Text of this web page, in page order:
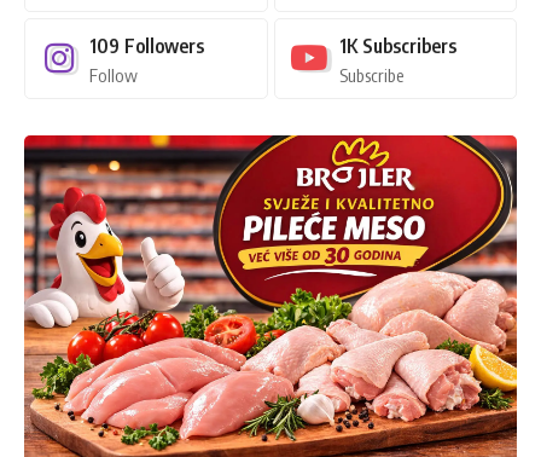
109 Followers
Follow
1K Subscribers
Subscribe